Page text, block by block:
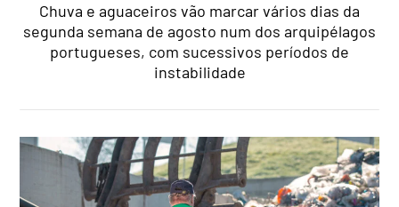
Chuva e aguaceiros vão marcar vários dias da
segunda semana de agosto num dos arquipélagos
portugueses, com sucessivos períodos de
instabilidade